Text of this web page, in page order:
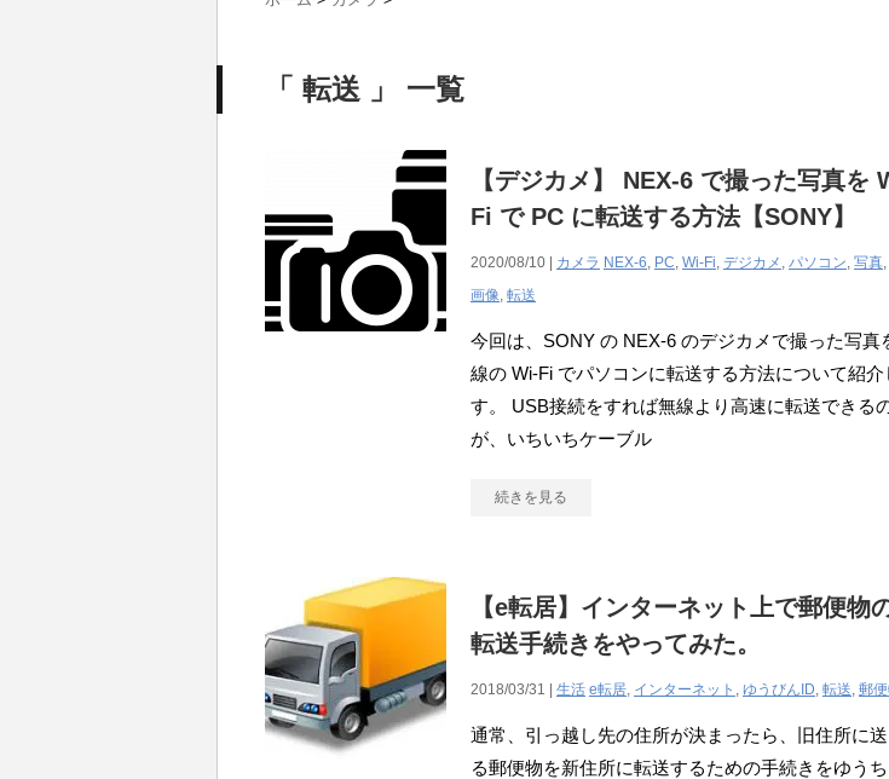
「 転送 」 一覧
【デジカメ】 NEX-6 で撮った写真を
Fi で PC に転送する方法【SONY】
2020/08/10 | カメラ NEX-6, PC, Wi-Fi, デジカメ , パソコン, 写真,
画像, 転送
今回は、SONY の NEX-6 のデジカメで撮った写真
線の Wi-Fi でパソコンに転送する方法について紹介
す。 USB接続をすれば無線より高速に転送できる
が、いちいちケーブル
続きを見る
【e転居】インターネット上で郵便物
転送手続きをやってみた。
2018/03/31 | 生活 e転居, インターネット , ゆうびんID, 転送, 郵
通常、引っ越し先の住所が決まったら、旧住所に
る郵便物を新住所に転送するための手続きをゆう